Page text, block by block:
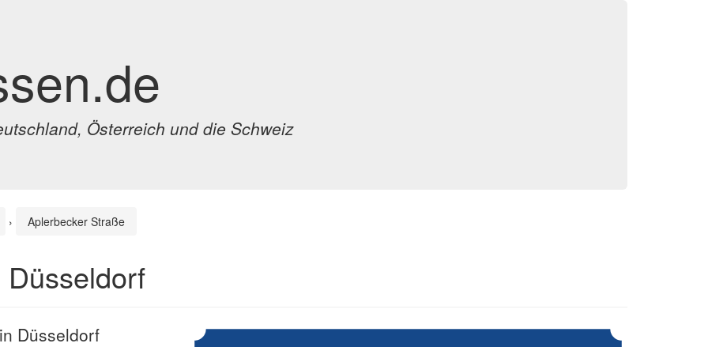
Österreich und die Schweiz
› Aplerbecker Straße
Düsseldorf